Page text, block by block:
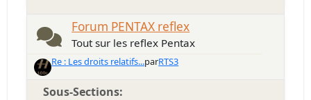
Forum PENTAX reflex
Tout sur les reflex Pentax
Re : Les droits relatifs...parRTS3
Sous-Sections